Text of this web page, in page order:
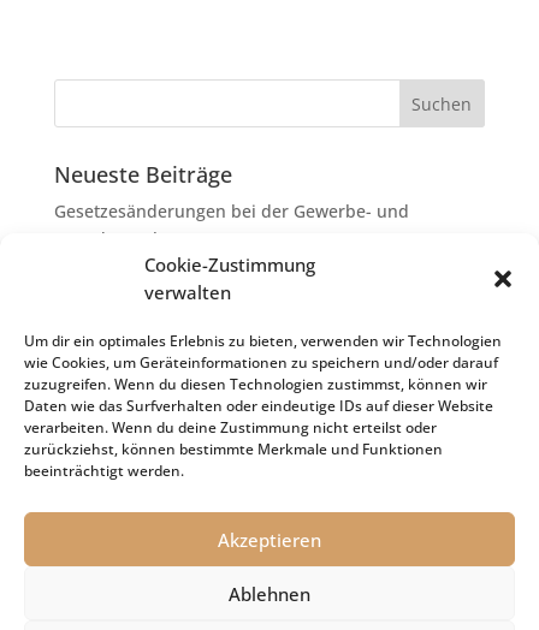
Cookie-Zustimmung
verwalten
Um dir ein optimales Erlebnis zu bieten, verwenden wir Technologien
wie Cookies, um Geräteinformationen zu speichern und/oder darauf
zuzugreifen. Wenn du diesen Technologien zustimmst, können wir
Daten wie das Surfverhalten oder eindeutige IDs auf dieser Website
verarbeiten. Wenn du deine Zustimmung nicht erteilst oder
zurückziehst, können bestimmte Merkmale und Funktionen
beeinträchtigt werden.
Akzeptieren
Ablehnen
Neueste Beiträge
Gesetzesänderungen bei der Gewerbe- und
Grunderwerbsteuer
Erbschaftsteuer: Rechtsanwaltskosten bei Streit über
Erbauseinandersetzung als
Nachlassverbindlichkeiten
Umsatzsteuer-Umrechnungskurse Juli 2026
Keine Steuerfreiheit eines sog. Konfusionsgewinns
bei Mutterkapitalgesellschaft
Schenkungsteuer: Zinssatz von 5,5 % für die